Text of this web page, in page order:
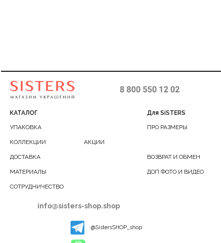
КАТАЛОГ Для SiSTERS
info@sisters-shop.shop
УПАКОВКА
ДОСТАВКА
КОЛЛЕКЦИИ
ПРО РАЗМЕРЫ
АКЦИИ
ВОЗВРАТ И ОБМЕН
ДОП ФОТО И ВИДЕО
@SistersSHOP_shop
МАТЕРИАЛЫ
СОТРУДНИЧЕСТВО